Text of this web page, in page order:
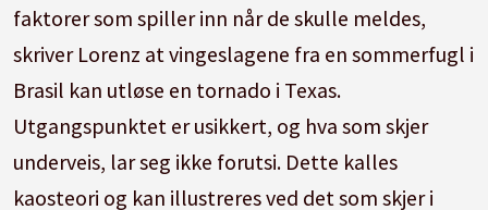
faktorer som spiller inn når de skulle meldes,
skriver Lorenz at vingeslagene fra en sommerfugl i
Brasil kan utløse en tornado i Texas.
Utgangspunktet er usikkert, og hva som skjer
underveis, lar seg ikke forutsi. Dette kalles
kaosteori og kan illustreres ved det som skjer i